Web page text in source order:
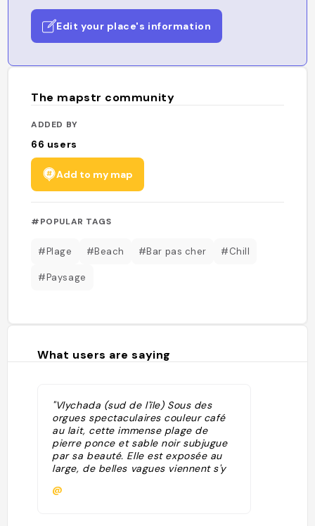
Edit your place's information
The mapstr community
ADDED BY
66 users
Add to my map
#POPULAR TAGS
#Plage #Beach #Bar pas cher #Chill
#Paysage
What users are saying
"Vlychada (sud de l'île) Sous des
orgues spectaculaires couleur café
au lait, cette immense plage de
pierre ponce et sable noir subjugue
par sa beauté. Elle est exposée au
large, de belles vagues viennent s'y
fréquentée renforce sa dimension
@